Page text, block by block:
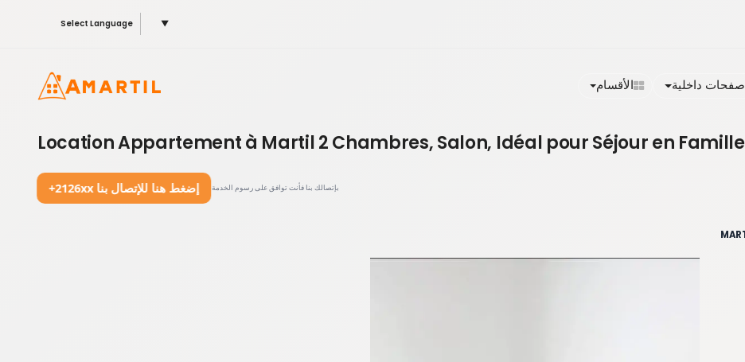
Select Language ▼
صفحات داخلية الأقسام
Location Appartement à Martil 2 Chambres, Salon, Idéal pour Séjour en Famille
+2126xx إضغط هنا للإتصال بنا بإتصالك بنا فأنت توافق على رسوم الخدمة